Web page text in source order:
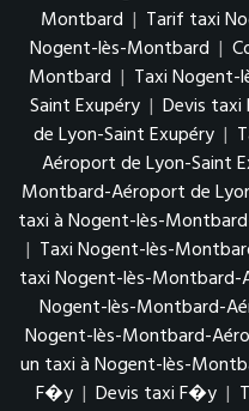
Montbard | Tarif taxi
Nogent-lès-Montbard |
Montbard | Taxi
Saint Exupéry | Devis
de Lyon-Saint Exupéry |
Aéroport de Lyon-Saint
Montbard-Aéroport de
taxi à Nogent-lès-
| Taxi Nogent-lès-
taxi Nogent-lès-Montbard-
Nogent-lès-Montbard-
Nogent-lès-Montbard-
un taxi à Nogent-lès-
F�y | Devis taxi F�y |